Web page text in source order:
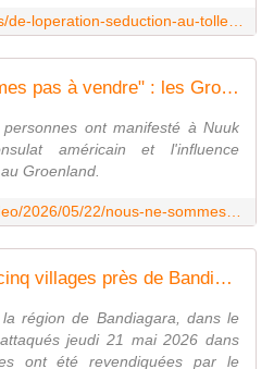
Vidéo. "Nous ne sommes pas à vendre" : les Groenlandais manifestent contre la présence américaine
ont manifesté à Nuuk
américain et l'influence
Groenland.
Mali: le Jnim attaque cinq villages près de Bandiagara, faisant une vingtaine de morts
région de Bandiagara, dans le
jeudi 21 mai 2026 dans
ont été revendiquées par le